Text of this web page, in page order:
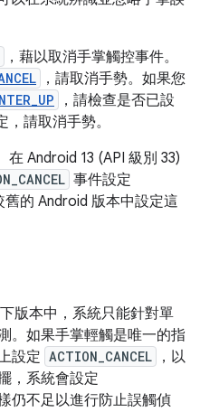
，藉以取消手掌觸控事件。
，請取消手勢。如果您
，請檢查是否已設
，請取消手勢。
在 Android 13 (API 級別 33)
事件設定
舊的 Android 版本中設定這
版本中，系統只能針對單
。如果手掌輕觸是唯一的指
設定 ACTION_CANCEL
，以
，系統會設定
仍不足以進行防止誤觸偵